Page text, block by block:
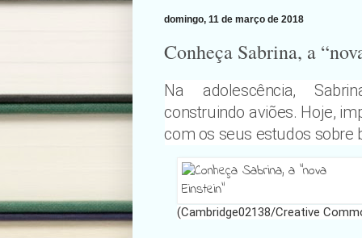
domingo, 11 de março de 2018
Conheça Sabrina, a
Na adolescência,
construindo aviões. Hoje,
com os seus estudos sobre
(Cambridge02138/Creative